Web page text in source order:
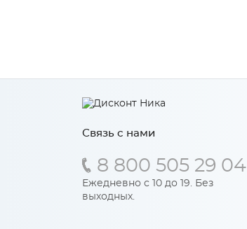
Связь с нами
8 800 505 29 04
Ежедневно с 10 до 19. Без
выходных.